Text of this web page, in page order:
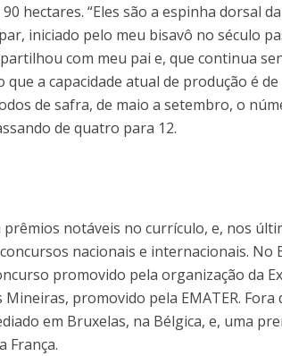
hectares. “Eles são a espinha dorsal da
iniciado pelo meu bisavô no século
com meu pai e, que continua
a capacidade atual de produção é de
de safra, de maio a setembro, o
de quatro para 12.
prêmios notáveis no currículo, e, nos
nacionais e internacionais. No
promovido pela organização da
promovido pela EMATER.
em Bruxelas, na Bélgica, e, uma
França.